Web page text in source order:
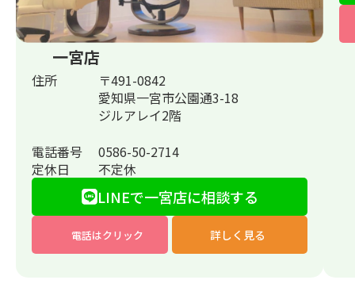
一宮店
住所
〒491-0842
愛知県一宮市公園通3-18
ジルアレイ2階
電話番号
0586-50-2714
定休日
不定休
LINEで一宮店に相談する
電話はクリック 詳しく見る